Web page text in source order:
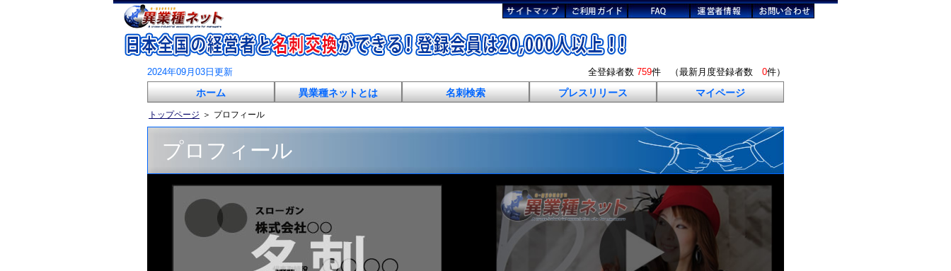
2024年09月03日更新 全登録者数 759件 （最新月度登録者数 0件）
ホーム 異業種ネットとは 名刺検索 プレスリリース マイページ
トップページ ＞ プロフィール
プロフィール